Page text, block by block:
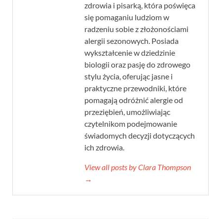
zdrowia i pisarką, która poświęca
się pomaganiu ludziom w
radzeniu sobie z złożonościami
alergii sezonowych. Posiada
wykształcenie w dziedzinie
biologii oraz pasję do zdrowego
stylu życia, oferując jasne i
praktyczne przewodniki, które
pomagają odróżnić alergie od
przeziębień, umożliwiając
czytelnikom podejmowanie
świadomych decyzji dotyczących
ich zdrowia.
View all posts by Clara Thompson
→